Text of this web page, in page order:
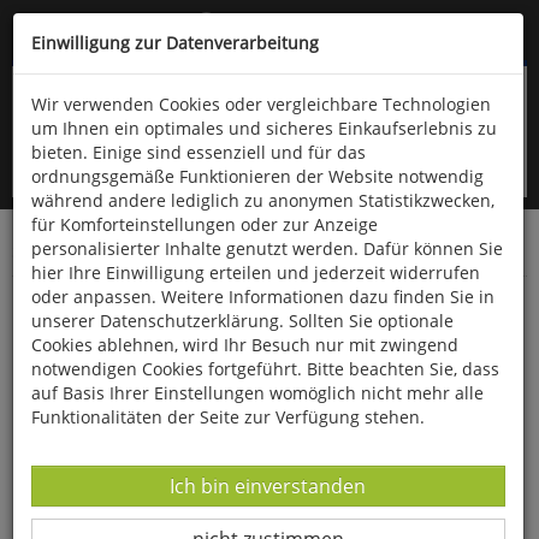
Kompletten Head der Seite überspringen
oder (06766) 9323-960
Startseite Bücher Literatur Diverses
Japanische Geistergeschichten
Einwilligung zur Datenverarbeitung
Wir verwenden Cookies oder vergleichbare Technologien
um Ihnen ein optimales und sicheres Einkaufserlebnis zu
bieten. Einige sind essenziell und für das
ordnungsgemäße Funktionieren der Website notwendig
während andere lediglich zu anonymen Statistikzwecken,
für Komforteinstellungen oder zur Anzeige
personalisierter Inhalte genutzt werden. Dafür können Sie
hier Ihre Einwilligung erteilen und jederzeit widerrufen
oder anpassen. Weitere Informationen dazu finden Sie in
unserer Datenschutzerklärung. Sollten Sie optionale
Cookies ablehnen, wird Ihr Besuch nur mit zwingend
notwendigen Cookies fortgeführt. Bitte beachten Sie, dass
auf Basis Ihrer Einstellungen womöglich nicht mehr alle
Funktionalitäten der Seite zur Verfügung stehen.
Datenverarbeitung -
Ich bin einverstanden